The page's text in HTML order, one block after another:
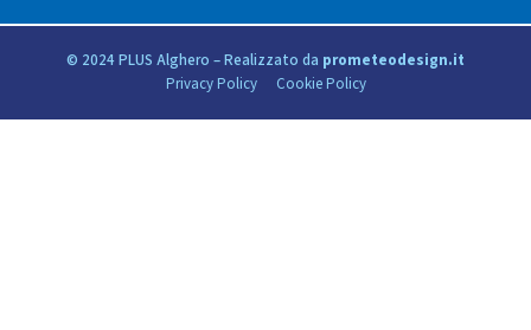
© 2024 PLUS Alghero – Realizzato da prometeodesign.it
Privacy Policy
Cookie Policy